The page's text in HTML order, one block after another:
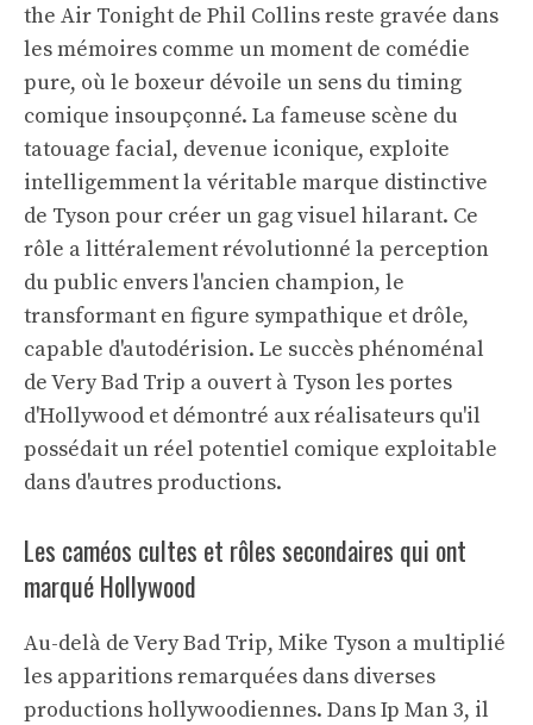
the Air Tonight de Phil Collins reste gravée dans
les mémoires comme un moment de comédie
pure, où le boxeur dévoile un sens du timing
comique insoupçonné. La fameuse scène du
tatouage facial, devenue iconique, exploite
intelligemment la véritable marque distinctive
de Tyson pour créer un gag visuel hilarant. Ce
rôle a littéralement révolutionné la perception
du public envers l'ancien champion, le
transformant en figure sympathique et drôle,
capable d'autodérision. Le succès phénoménal
de Very Bad Trip a ouvert à Tyson les portes
d'Hollywood et démontré aux réalisateurs qu'il
possédait un réel potentiel comique exploitable
dans d'autres productions.
Les caméos cultes et rôles secondaires qui ont
marqué Hollywood
Au-delà de Very Bad Trip, Mike Tyson a multiplié
les apparitions remarquées dans diverses
productions hollywoodiennes. Dans Ip Man 3, il